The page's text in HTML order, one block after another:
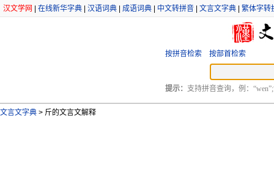
汉文学网 在线新华字典 汉语词典 成语词典 中文转拼音 文言文字典 繁体字转
按拼音检索 按部首检索
提示： 支持拼音查询，例：
文言文字典 > 斤的文言文解释